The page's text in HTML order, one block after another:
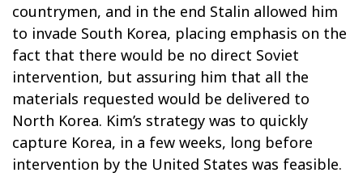
countrymen, and in the end Stalin allowed him
to invade South Korea, placing emphasis on the
fact that there would be no direct Soviet
intervention, but assuring him that all the
materials requested would be delivered to
North Korea. Kim’s strategy was to quickly
capture Korea, in a few weeks, long before
intervention by the United States was feasible.